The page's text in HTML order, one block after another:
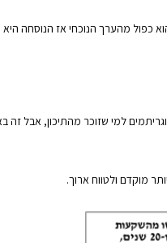
כפול מהערך הנוכחי אז הנוסחה היא
למי שזוכר מהתיכון, אבל
מוקדם ולטווח ארוך.